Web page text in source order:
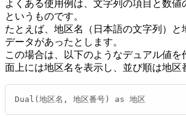
よくある使用例は、文字列の項目と数値
というものです。
たとえば、地区名（日本語の文字列）と
データがあったとします。
この場合は、以下のようなデュアル値を
面上には地区名を表示し、並び順は地区
Dual(地区名, 地区番号) as 地区